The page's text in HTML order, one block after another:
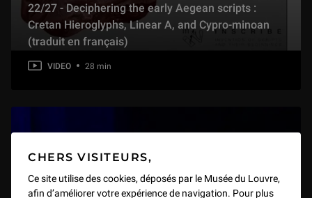
CHERS VISITEURS,
Ce site utilise des cookies, déposés par le Musée du Louvre,
afin d’améliorer votre expérience de navigation. Pour plus
22/27 - Deciphering the early Aegean scripts :
Cretan Hieroglyphs, Linear A, and Cypro-minoan
(traduit en français)
VIDEO 28 min